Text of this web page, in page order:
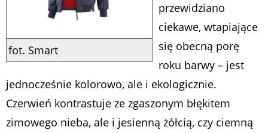
fot. Smart
przewidziano
ciekawe, wtapiające
się obecną porę
roku barwy – jest
jednocześnie kolorowo, ale i ekologicznie.
Czerwień kontrastuje ze zgaszonym błękitem
zimowego nieba, ale i jesienną żółcią, czy ciemną